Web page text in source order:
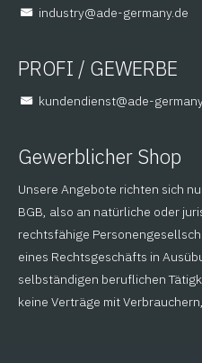
ed.ynamreg-eda
@yrtsudni
PROFI / GEWERBE
ed.ynamreg-
@tsneidnednuk
Gewerblicher Shop
Unsere Angebote richten sich
BGB, also an natürliche oder
rechtsfähige
eines Rechtsgeschäfts in
selbständigen beruflichen
keine Verträge mit